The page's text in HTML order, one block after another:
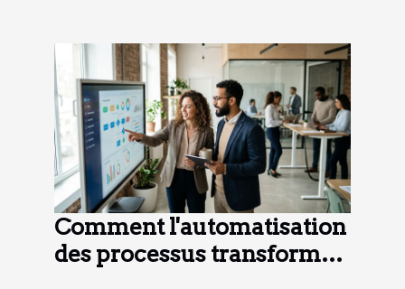
Comment l'automatisation
des processus transforme-